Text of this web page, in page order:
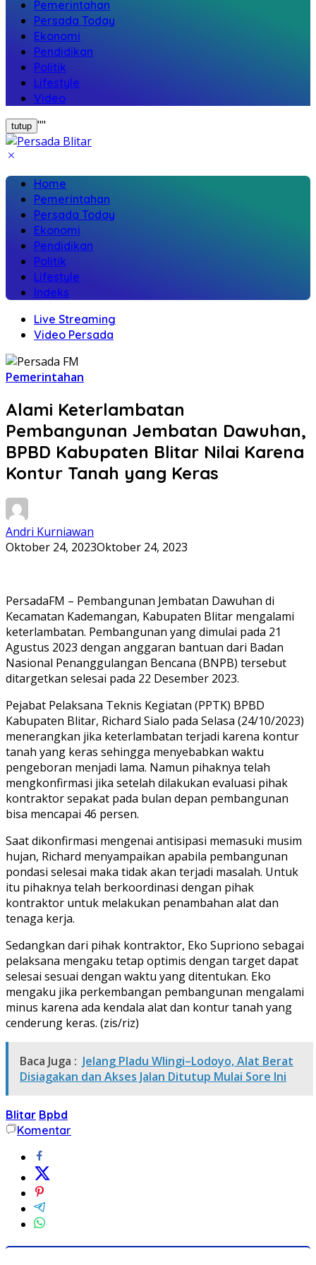
Pemerintahan
Persada Today
Ekonomi
Pendidikan
Politik
Lifestyle
Video
tutup ""
Home
Pemerintahan
Persada Today
Ekonomi
Pendidikan
Politik
Lifestyle
Indeks
Live Streaming
Video Persada
Pemerintahan
Alami Keterlambatan
Pembangunan Jembatan Dawuhan,
BPBD Kabupaten Blitar Nilai Karena
Kontur Tanah yang Keras
Andri Kurniawan
Oktober 24, 2023Oktober 24, 2023
PersadaFM – Pembangunan Jembatan Dawuhan di
Kecamatan Kademangan, Kabupaten Blitar mengalami
keterlambatan. Pembangunan yang dimulai pada 21
Agustus 2023 dengan anggaran bantuan dari Badan
Nasional Penanggulangan Bencana (BNPB) tersebut
ditargetkan selesai pada 22 Desember 2023.
Pejabat Pelaksana Teknis Kegiatan (PPTK) BPBD
Kabupaten Blitar, Richard Sialo pada Selasa (24/10/2023)
menerangkan jika keterlambatan terjadi karena kontur
tanah yang keras sehingga menyebabkan waktu
pengeboran menjadi lama. Namun pihaknya telah
mengkonfirmasi jika setelah dilakukan evaluasi pihak
kontraktor sepakat pada bulan depan pembangunan
bisa mencapai 46 persen.
Saat dikonfirmasi mengenai antisipasi memasuki musim
hujan, Richard menyampaikan apabila pembangunan
pondasi selesai maka tidak akan terjadi masalah. Untuk
itu pihaknya telah berkoordinasi dengan pihak
kontraktor untuk melakukan penambahan alat dan
tenaga kerja.
Sedangkan dari pihak kontraktor, Eko Supriono sebagai
pelaksana mengaku tetap optimis dengan target dapat
selesai sesuai dengan waktu yang ditentukan. Eko
mengaku jika perkembangan pembangunan mengalami
minus karena ada kendala alat dan kontur tanah yang
cenderung keras. (zis/riz)
Baca Juga : Jelang Pladu Wlingi–Lodoyo, Alat Berat
Disiagakan dan Akses Jalan Ditutup Mulai Sore Ini
Blitar Bpbd
Komentar